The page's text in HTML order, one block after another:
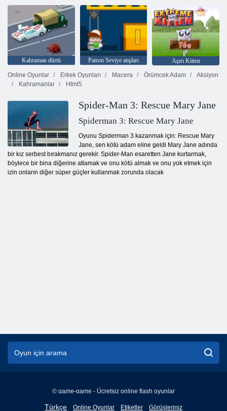
Kahraman dürtü Patron Seviye atışları
Aşırı Kitten
Online Oyunlar
Erkek Oyunları Macera Örümcek Adam
Aksiyon
Kahramanlar
Html5
Spider-Man 3: Rescue Mary Jane
Spiderman 3: Rescue Mary Jane
Oyunu Spiderman 3 kazanmak için: Rescue Mary
Jane, sen kötü adam eline geldi Mary Jane adında
bir kız serbest bırakmanız gerekir. Spider-Man esaretten Jane kurtarmak,
böylece bir bina diğerine atlamak ve onu kötü almak ve onu yok etmek için
izin onların diğer süper güçler kullanmak zorunda olacak
© game-game - Ücretsiz online flash oyunlar
Türkçe
English
Online Oyunlar Etiketler Görüşleriniz